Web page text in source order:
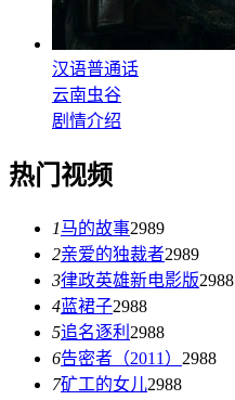
汉语普通话
云南虫谷
剧情介绍
热门视频
1马的故事2989
2亲爱的独裁者2989
3律政英雄新电影版2988
4蓝裙子2988
5追名逐利 2988
6告密者（2011） 2988
7矿工的女儿2988